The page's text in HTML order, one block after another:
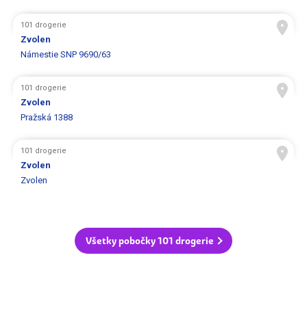
101 drogerie
Zvolen
Námestie SNP 9690/63
101 drogerie
Zvolen
Pražská 1388
101 drogerie
Zvolen
Zvolen
Všetky pobočky 101 drogerie